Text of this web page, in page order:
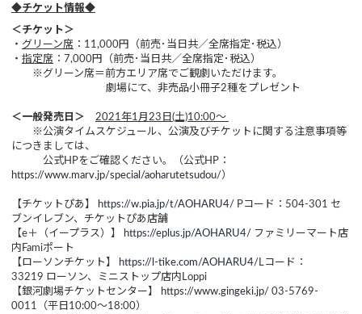
◆チケット情報◆
＜チケット＞
・ グリーン席 ：11,000円（前売･当日共／全席指定･税込）
・ 指定席 ：7,000円（前売･当日共／全席指定･税込）
※グリーン席＝前方エリア席でご観劇いただけます。
劇場にて、非売品小冊子2種をプレゼント
＜一般発売日＞ 2021年1月23日(土)10:00～
※公演タイムスケジュール、公演及びチケットに関する注意事項等
につきましては、
公式HPをご確認ください。（公式HP：
https://www.marv.jp/special/aoharutetsudou/）
【チケットぴあ】 https://w.pia.jp/t/AOHARU4/ Pコード：504-301 セ
ブンイレブン、チケットぴあ店舗
【e＋（イープラス）】
https://eplus.jp/AOHARU4/ ファミリーマート店
内Famiポート
【ローソンチケット】
https://l-tike.com/AOHARU4/ Lコード：
33219 ローソン、ミニストップ店内Loppi
【銀河劇場チケットセンター】
https://www.gingeki.jp/ 03-5769-
0011（平日10:00～18:00）